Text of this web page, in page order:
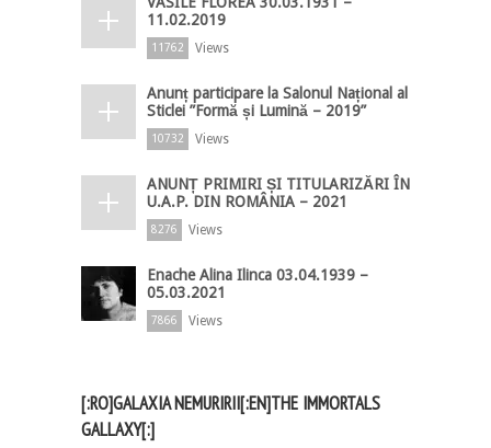
11.02.2019
11762 Views
Anunț participare la Salonul Național al
Sticlei ”Formă și Lumină – 2019”
10732 Views
ANUNȚ PRIMIRI ȘI TITULARIZĂRI ÎN
U.A.P. DIN ROMÂNIA – 2021
8276 Views
Enache Alina Ilinca 03.04.1939 –
05.03.2021
7866 Views
[:RO]GALAXIA NEMURIRII[:EN]THE IMMORTALS
GALLAXY[:]